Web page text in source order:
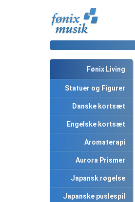
Fønix Living
Statuer og Figurer
Danske kortsæt
Engelske kortsæt
Aromaterapi
Aurora Prismer
Japansk røgelse
Japanske puslespil